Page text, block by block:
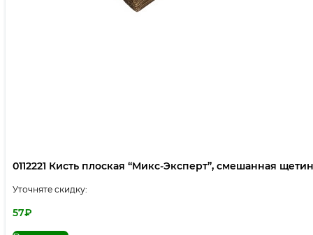
0112221 Кисть плоская “Микс-Эксперт”, смешанная
Уточняте скидку:
57₽